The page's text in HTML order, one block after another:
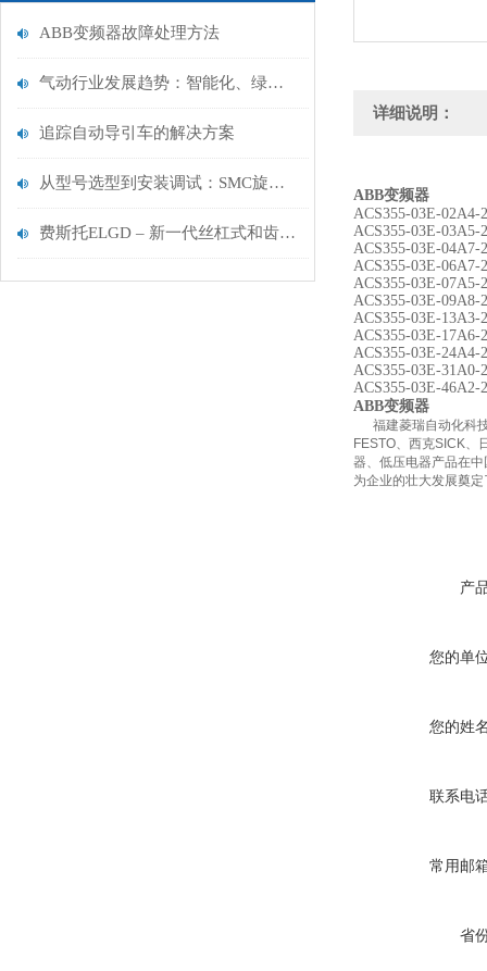
ABB变频器故障处理方法
气动行业发展趋势：智能化、绿色化、国产化
追踪自动导引车的解决方案
从型号选型到安装调试：SMC旋转气缸常见规格与气动系统配套要点
费斯托ELGD – 新一代丝杠式和齿形带式电缸
详细说明：
ABB变频器
ACS355-03E-
ACS355-03E-
ACS355-03E-
ACS355-03E-
ACS355-03E-
ACS355-03E-
ACS355-03E-
ACS355-03E-
ACS355-03E-
ACS355-03E-
ACS355-03E-46A2-2
ABB变频器
福建菱瑞自动化科技
FESTO、西克SICK、
器、低压电器产品在
为企业的壮大发展奠
产
您的单
您的姓
联系电
常用邮
省